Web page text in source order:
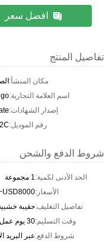
افضل سعر
تفاصيل المنتج
مكان المنشأ:
اسم العلامة التجارية:
إصدار الشهادات:
رقم الموديل:
شروط الدفع والشحن
الحد الأدنى لكمية:1 مجموعة
الأسعار:
تفاصيل التغليف:حقيبة
وقت التسليم:30 يوم عمل
شروط الدفع:عبر البريد